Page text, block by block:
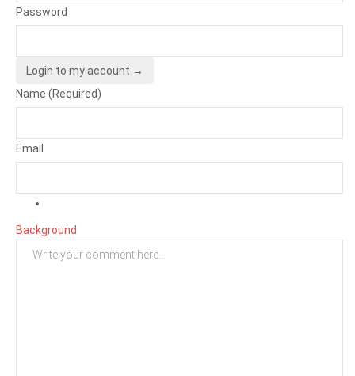
Password
Login to my account →
Name (Required)
Email
Background